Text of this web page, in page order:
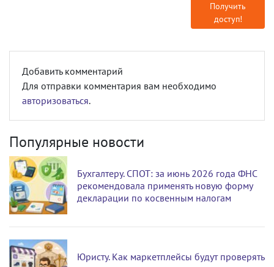
Получить
доступ!
Добавить комментарий
Для отправки комментария вам необходимо
авторизоваться.
Популярные новости
Бухгалтеру. СПОТ: за июнь 2026 года ФНС
рекомендовала применять новую форму
декларации по косвенным налогам
Юристу. Как маркетплейсы будут проверять